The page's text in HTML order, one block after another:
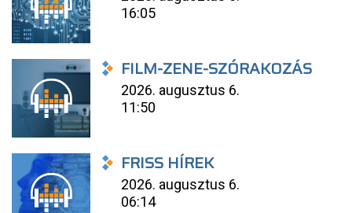
16:05
FILM-ZENE-SZÓRAKOZÁS
2026. augusztus 6.
11:50
FRISS HÍREK
2026. augusztus 6.
06:14